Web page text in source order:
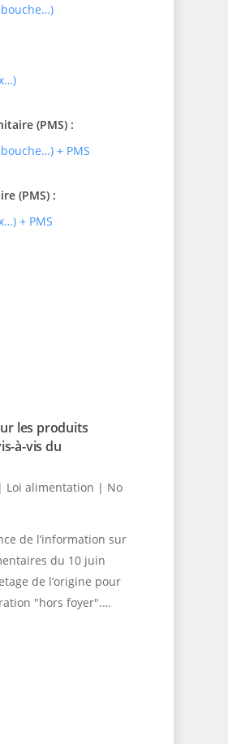
(PMS) :
+ PMS
(PMS) :
+ PMS
les produits
à-vis du
| Loi alimentation | No
de l’information sur
du 10 juin
de l’origine pour
"hors foyer".…